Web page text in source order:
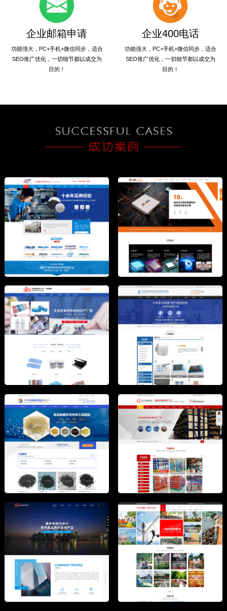
企业邮箱申请
功能强大，PC+手机+微信同步，适合
SEO推广优化，一切细节都以成交为
目的！
企业400电话
功能强大，PC+手机+微信同步，适合
SEO推广优化，一切细节都以成交为
目的！